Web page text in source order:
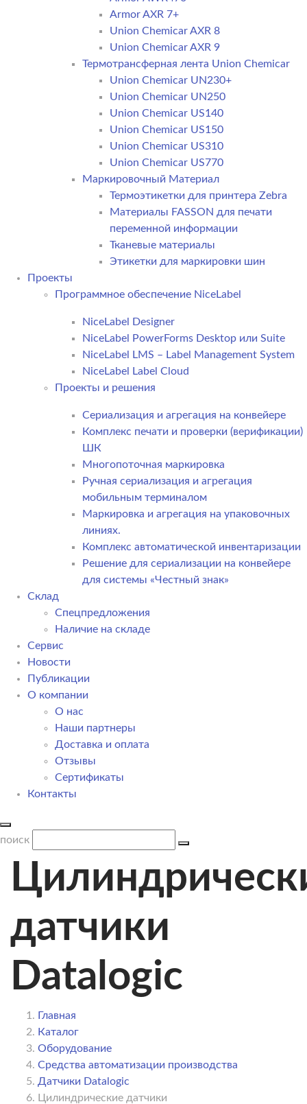
Armor AXR 7+
Union Chemicar AXR 8
Union Chemicar AXR 9
Термотрансферная лента Union Chemicar
Union Chemicar UN230+
Union Chemicar UN250
Union Chemicar US140
Union Chemicar US150
Union Chemicar US310
Union Chemicar US770
Маркировочный Материал
Термоэтикетки для принтера Zebra
Материалы FASSON для печати
переменной информации
Тканевые материалы
Этикетки для маркировки шин
Проекты
Программное обеспечение NiceLabel
NiceLabel Designer
NiceLabel PowerForms Desktop или Suite
NiceLabel LMS – Label Management System
NiceLabel Label Cloud
Проекты и решения
Сериализация и агрегация на конвейере
Комплекс печати и проверки (верификации)
ШК
Многопоточная маркировка
Ручная сериализация и агрегация
мобильным терминалом
Маркировка и агрегация на упаковочных
линиях.
Комплекс автоматической инвентаризации
Решение для сериализации на конвейере
для системы «Честный знак»
Склад
Спецпредложения
Наличие на складе
Сервис
Новости
Публикации
О компании
О нас
Наши партнеры
Доставка и оплата
Отзывы
Сертификаты
Контакты
поиск
датчики
Datalogic
Главная
Каталог
Оборудование
Средства автоматизации производства
Датчики Datalogic
Цилиндрические датчики